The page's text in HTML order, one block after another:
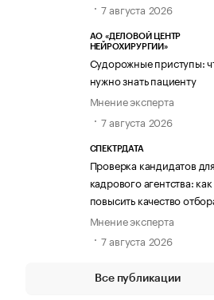
7 августа 2026
АО «ДЕЛОВОЙ ЦЕНТР
НЕЙРОХИРУРГИИ»
Судорожные приступы:
нужно знать пациенту
Мнение эксперта
7 августа 2026
СПЕКТРДАТА
Проверка кандидатов для
кадрового агентства: как
повысить качество
Мнение эксперта
7 августа 2026
Все публикации